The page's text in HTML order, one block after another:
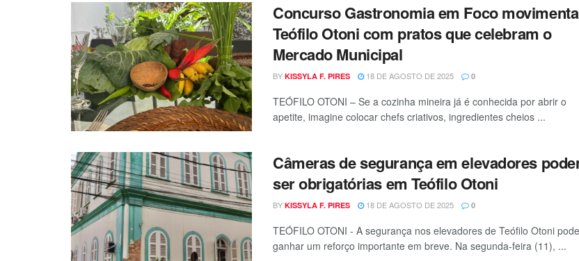
Concurso Gastronomia em Foco movimenta
Teófilo Otoni com pratos que celebram o
Mercado Municipal
BY KISSYLA F. PIRES 18 DE AGOSTO DE 2025 0
TEÓFILO OTONI – Se a cozinha mineira já é conhecida por abrir o
apetite, imagine colocar chefs criativos, ingredientes cheios ...
Câmeras de segurança em elevadores
ser obrigatórias em Teófilo Otoni
BY KISSYLA F. PIRES 18 DE AGOSTO DE 2025 0
TEÓFILO OTONI - A segurança nos elevadores de Teófilo Otoni pode
ganhar um reforço importante em breve. Na segunda-feira (11), ...